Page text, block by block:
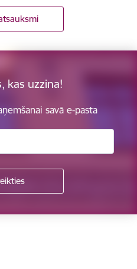
kas uzzina!
savā e-pasta